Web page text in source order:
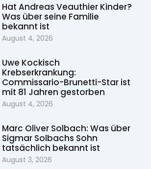
Hat Andreas Veauthier Kinder?
Was über seine Familie
bekannt ist
August 4, 2026
Uwe Kockisch
Krebserkrankung:
Commissario-Brunetti-Star ist
mit 81 Jahren gestorben
August 4, 2026
Marc Oliver Solbach: Was über
Sigmar Solbachs Sohn
tatsächlich bekannt ist
August 3, 2026